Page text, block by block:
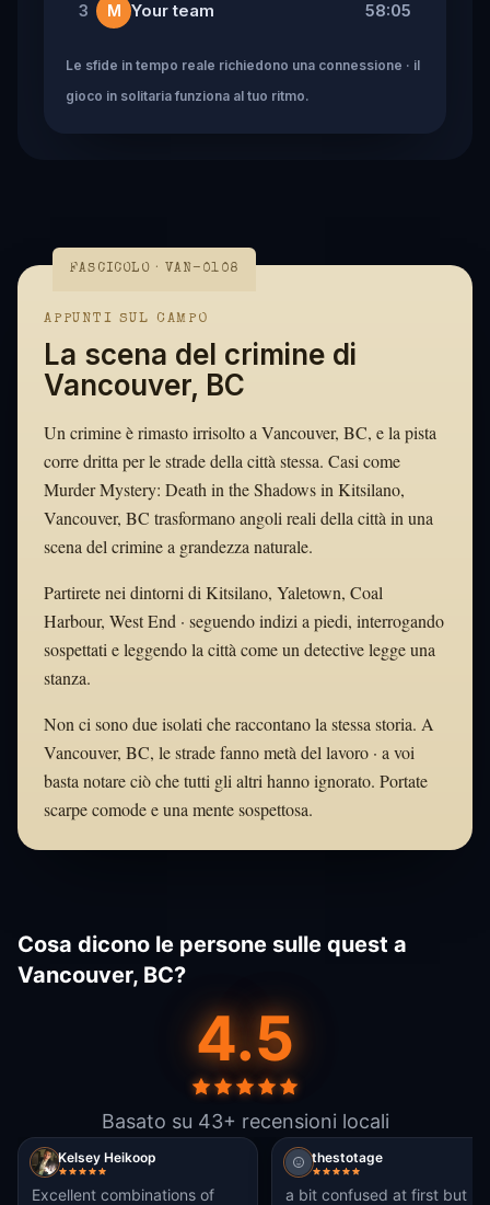
3 M Your team 58:05
Le sfide in tempo reale richiedono una connessione · il
gioco in solitaria funziona al tuo ritmo.
FASCICOLO · VAN-0108
APPUNTI SUL CAMPO
La scena del crimine di
Vancouver, BC
Un crimine è rimasto irrisolto a Vancouver, BC, e la pista
corre dritta per le strade della città stessa. Casi come
Murder Mystery: Death in the Shadows in Kitsilano,
Vancouver, BC trasformano angoli reali della città in una
scena del crimine a grandezza naturale.
Partirete nei dintorni di Kitsilano, Yaletown, Coal
Harbour, West End · seguendo indizi a piedi, interrogando
sospettati e leggendo la città come un detective legge una
stanza.
Non ci sono due isolati che raccontano la stessa storia. A
Vancouver, BC, le strade fanno metà del lavoro · a voi
basta notare ciò che tutti gli altri hanno ignorato. Portate
scarpe comode e una mente sospettosa.
Cosa dicono le persone sulle quest a
Vancouver, BC?
4.5
Basato su 43+ recensioni locali
Kelsey Heikoop
Excellent combinations of
thestotage
a bit confused at first but